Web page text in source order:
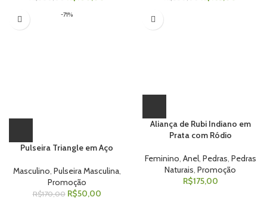
-71%
Pulseira Triangle em Aço
Masculino, Pulseira Masculina,
Promoção
R$170,00 R$50,00
Aliança de Rubi Indiano em
Prata com Ródio
Feminino, Anel, Pedras, Pedras
Naturais, Promoção
R$175,00